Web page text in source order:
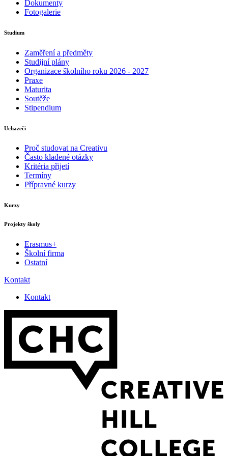
Dokumenty
Fotogalerie
Studium
Zaměření a předměty
Studijní plány
Organizace školního roku 2026 - 2027
Praxe
Maturita
Soutěže
Stipendium
Uchazeči
Proč studovat na Creativu
Často kladené otázky
Kritéria přijetí
Termíny
Přípravné kurzy
Kurzy
Projekty školy
Erasmus+
Školní firma
Ostatní
Kontakt
Kontakt